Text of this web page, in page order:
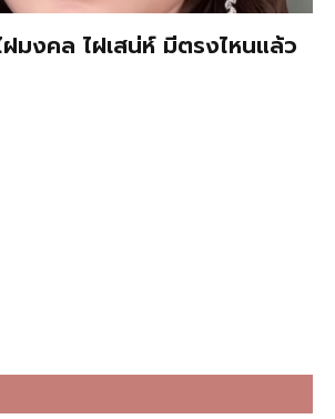
มงคล ไฝเสน่ห์ มีตรงไหนแล้ว